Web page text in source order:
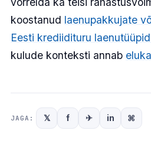
koostanud laenupakkujate
Eesti krediidituru
kulude konteksti annab
JAGA: 𝕏 f ✈ in ⌘